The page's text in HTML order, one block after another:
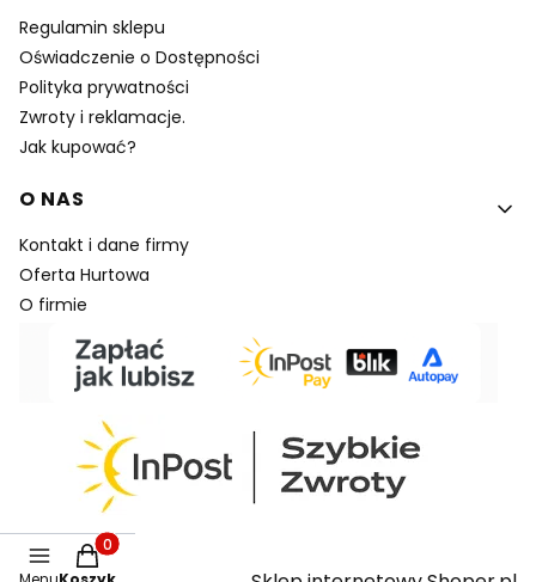
Regulamin sklepu
Oświadczenie o Dostępności
Polityka prywatności
Zwroty i reklamacje.
Jak kupować?
O NAS
Kontakt i dane firmy
Oferta Hurtowa
O firmie
Produkty w koszyku: 0. Zobacz szczegóły